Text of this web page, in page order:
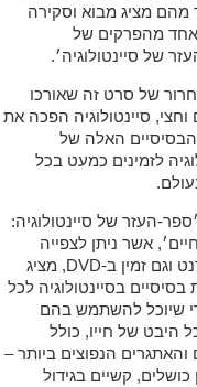
מהם מציג מבוא וסקירה
מהפרקים של
של סיינטולוגיה׳.
של סרט זה שאורכו
וחצי, סיינטולוגיה הפכה את
האלה של
לזמינים כמעט בכל
העזר של סיינטולוגיה:
אשר ניתן לצפייה
באינטרנט וגם זמין ב-DVD, מציג
בסיסיים בסיינטולוגיה לכל
שיוכל להשתמש בהם
היבט של חייו, כולל
והאתגרים הנפוצים ביותר –
כושלים, קשיים בגידול